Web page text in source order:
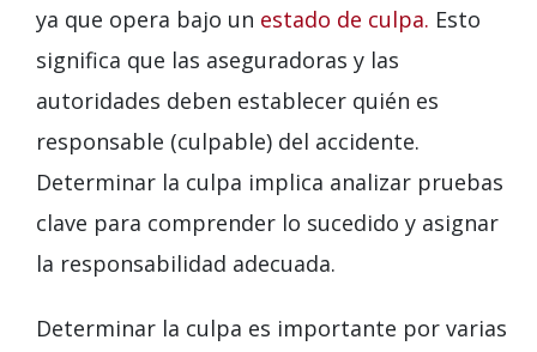
ya que opera bajo un estado de culpa. Esto
significa que las aseguradoras y las
autoridades deben establecer quién es
responsable (culpable) del accidente.
Determinar la culpa implica analizar pruebas
clave para comprender lo sucedido y asignar
la responsabilidad adecuada.
Determinar la culpa es importante por varias